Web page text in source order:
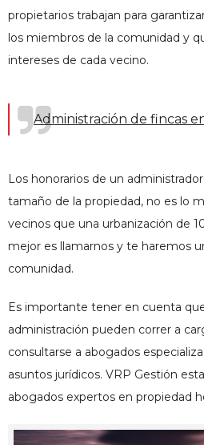
propietarios trabajan para
los miembros de la comunidad y
intereses de cada vecino.
Administración de fincas
Los honorarios de un
tamaño de la propiedad, no es lo
vecinos que una urbanización de
mejor es llamarnos y te haremos
comunidad.
Es importante tener en cuenta
administración pueden correr a
consultarse a abogados
asuntos jurídicos. VRP Gestión
abogados expertos en propiedad